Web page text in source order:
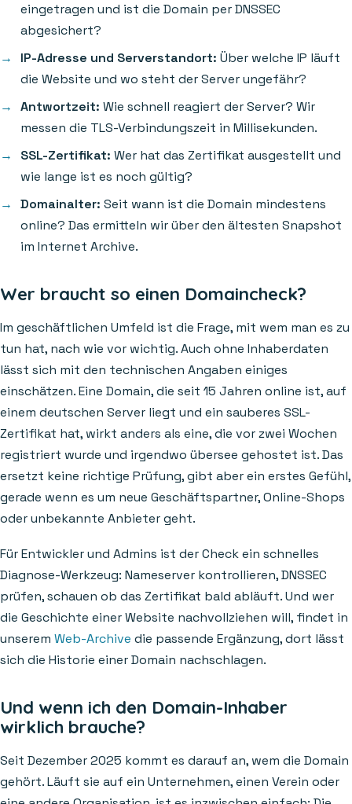
eingetragen und ist die Domain per DNSSEC
abgesichert?
IP-Adresse und Serverstandort: Über welche IP läuft
die Website und wo steht der Server ungefähr?
Antwortzeit: Wie schnell reagiert der Server? Wir
messen die TLS-Verbindungszeit in Millisekunden.
SSL-Zertifikat: Wer hat das Zertifikat ausgestellt und
wie lange ist es noch gültig?
Domainalter: Seit wann ist die Domain mindestens
online? Das ermitteln wir über den ältesten Snapshot
im Internet Archive.
Wer braucht so einen Domaincheck?
Im geschäftlichen Umfeld ist die Frage, mit wem man es zu
tun hat, nach wie vor wichtig. Auch ohne Inhaberdaten
lässt sich mit den technischen Angaben einiges
einschätzen. Eine Domain, die seit 15 Jahren online ist, auf
einem deutschen Server liegt und ein sauberes SSL-
Zertifikat hat, wirkt anders als eine, die vor zwei Wochen
registriert wurde und irgendwo übersee gehostet ist. Das
ersetzt keine richtige Prüfung, gibt aber ein erstes Gefühl,
gerade wenn es um neue Geschäftspartner, Online-Shops
oder unbekannte Anbieter geht.
Für Entwickler und Admins ist der Check ein schnelles
Diagnose-Werkzeug: Nameserver kontrollieren, DNSSEC
prüfen, schauen ob das Zertifikat bald abläuft. Und wer
die Geschichte einer Website nachvollziehen will, findet in
unserem Web-Archive die passende Ergänzung, dort lässt
sich die Historie einer Domain nachschlagen.
Und wenn ich den Domain-Inhaber
wirklich brauche?
Seit Dezember 2025 kommt es darauf an, wem die Domain
gehört. Läuft sie auf ein Unternehmen, einen Verein oder